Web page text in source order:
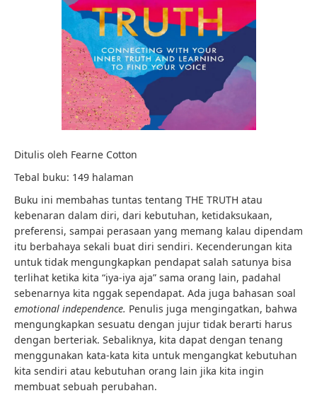
Ditulis oleh Fearne Cotton
Tebal buku: 149 halaman
Buku ini membahas tuntas tentang THE TRUTH atau
kebenaran dalam diri, dari kebutuhan, ketidaksukaan,
preferensi, sampai perasaan yang memang kalau dipendam
itu berbahaya sekali buat diri sendiri. Kecenderungan kita
untuk tidak mengungkapkan pendapat salah satunya bisa
terlihat ketika kita “iya-iya aja” sama orang lain, padahal
sebenarnya kita nggak sependapat. Ada juga bahasan soal
emotional independence. Penulis juga mengingatkan, bahwa
mengungkapkan sesuatu dengan jujur tidak berarti harus
dengan berteriak. Sebaliknya, kita dapat dengan tenang
menggunakan kata-kata kita untuk mengangkat kebutuhan
kita sendiri atau kebutuhan orang lain jika kita ingin
membuat sebuah perubahan.